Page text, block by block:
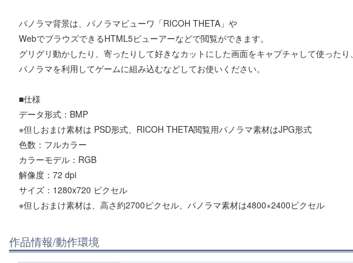
パノラマ背景は、パノラマビューワ「RICOH THETA」や
WebでブラウズできるHTML5ビューアーなどで閲覧ができます。
グリグリ動かしたり、寄ったりして好きなカットにした画面をキャプチャして使ったり、
パノラマを利用してゲームに組み込むなどしてお使いください。
■仕様
データ形式：BMP
※但しおまけ素材は PSD形式、RICOH THETA閲覧用パノラマ素材はJPG形式
色数：フルカラー
カラーモデル：RGB
解像度：72 dpi
サイズ：1280x720 ピクセル
※但しおまけ素材は、高さ約2700ピクセル、パノラマ素材は4800×2400ピクセル
作品情報/動作環境